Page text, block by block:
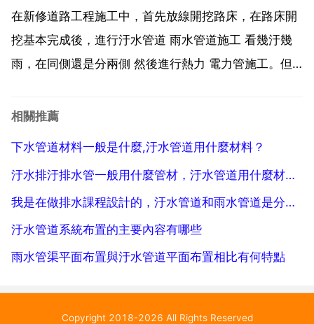
管道公稱直徑32 以下的安裝工程已包括在內...
在新修道路工程施工中，首先放線開挖路床，在路床開
挖基本完成後，進行汙水管道 雨水管道施工 看幾汙幾
雨，在同側還是分兩側 然後進行熱力 電力管施工。但
在非機動車道或是在行人路上。但基本順序都是一樣
相關推薦
下水管道材料一般是什麼,汙水管道用什麼材料？
汙水排汙排水管一般用什麼管材，汙水管道用什麼材料？
我是在做排水課程設計的，汙水管道和雨水管道是分開的。現在圖中
汙水管道系統布置的主要內容有哪些
雨水管渠平面布置與汙水管道平面布置相比有何特點
Copyright 2018-2026 All Rights Reserved